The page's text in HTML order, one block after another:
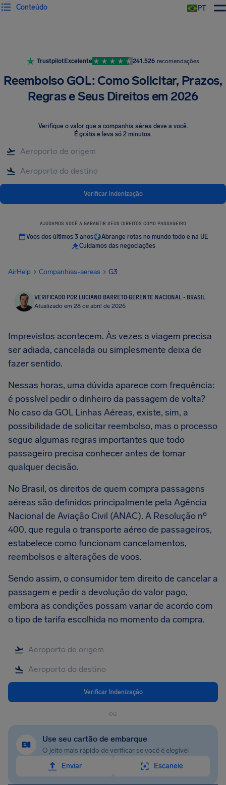
PT
Conteúdo
TrustpilotExcelente 241.526 recomendações
Reembolso GOL: Como Solicitar, Prazos,
Regras e Seus Direitos em 2026
Verifique o valor que a companhia aérea deve a você.
É grátis e leva só 2 minutos.
Verificar indenização
AJUDAMOS VOCÊ A GARANTIR SEUS DIREITOS COMO PASSAGEIRO
Voos dos últimos 3 anos
Abrange rotas no mundo todo e na UE
Cuidamos das negociações
AirHelp Companhias-aereas G3
VERIFICADO POR LUCIANO BARRETO·GERENTE NACIONAL - BRASIL
Atualizado em 28 de abril de 2026
Imprevistos acontecem. Às vezes a viagem precisa
ser adiada, cancelada ou simplesmente deixa de
fazer sentido.
Nessas horas, uma dúvida aparece com frequência:
é possível pedir o dinheiro da passagem de volta?
No caso da GOL Linhas Aéreas, existe, sim, a
possibilidade de solicitar reembolso, mas o processo
segue algumas regras importantes que todo
passageiro precisa conhecer antes de tomar
qualquer decisão.
No Brasil, os direitos de quem compra passagens
aéreas são definidos principalmente pela Agência
Nacional de Aviação Civil (ANAC). A Resolução nº
400, que regula o transporte aéreo de passageiros,
estabelece como funcionam cancelamentos,
reembolsos e alterações de voos.
Sendo assim, o consumidor tem direito de cancelar a
passagem e pedir a devolução do valor pago,
embora as condições possam variar de acordo com
o tipo de tarifa escolhida no momento da compra.
Verificar Indenização
ou
Use seu cartão de embarque
O jeito mais rápido de verificar se você é elegível
Enviar
Escaneie